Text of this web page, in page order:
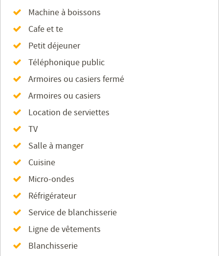
Machine à boissons
Cafe et te
Petit déjeuner
Téléphonique public
Armoires ou casiers fermé
Armoires ou casiers
Location de serviettes
TV
Salle à manger
Cuisine
Micro-ondes
Réfrigérateur
Service de blanchisserie
Ligne de vêtements
Blanchisserie